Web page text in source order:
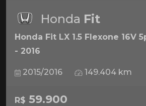
Honda Fit
Honda Fit LX 1.5 Flexone 16V
- 2016
2015/2016 149.404 km
R$ 59.900